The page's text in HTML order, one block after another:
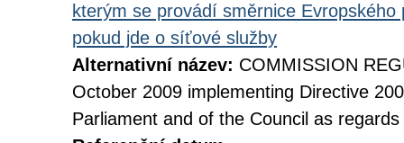
kterým se provádí směrnice
pokud jde o síťové služby
Alternativní název: COMMISSION
October 2009 implementing Directive
Parliament and of the Council as